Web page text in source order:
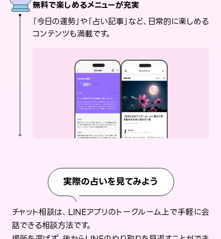
無料で楽しめるメニューが充実
「今日の運勢」や「占い記事」など、日常的に楽しめる
コンテンツも満載です。
実際の占いを見てみよう
チャット相談は、LINEアプリのトークルーム上で手軽に会
話できる相談方法です。